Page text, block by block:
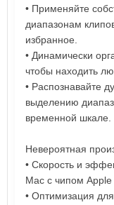
• Применяйте
диапазонам
избранное.
• Динамически
чтобы находить
• Распознавайте
выделению
временной шкале.
Невероятная
• Скорость и
Mac с чипом
• Оптимизация